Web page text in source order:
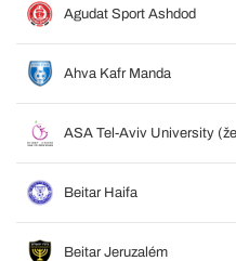
Agudat Sport Ashdod
Ahva Kafr Manda
ASA Tel-Aviv University
Beitar Haifa
Beitar Jeruzalém